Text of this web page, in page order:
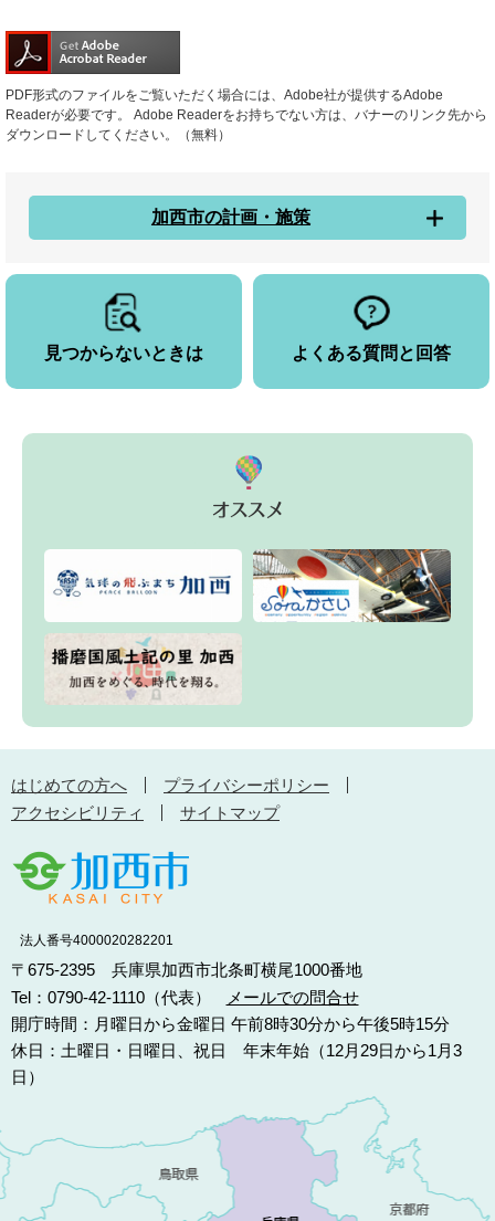
PDF形式のファイルをご覧いただく場合には、Adobe社が提供するAdobe
Readerが必要です。
Adobe Readerをお持ちでない方は、バナーのリンク先から
ダウンロードしてください。（無料）
加西市の計画・施策
見つからないときは よくある質問と回答
はじめての方へ
プライバシーポリシー
アクセシビリティ
サイトマップ
法人番号4000020282201
〒675-2395 兵庫県加西市北条町横尾1000番地
Tel：0790-42-1110（代表）
メールでの問合せ
開庁時間：月曜日から金曜日 午前8時30分から午後5時15分
休日：土曜日・日曜日、祝日 年末年始（12月29日から1月3
日）